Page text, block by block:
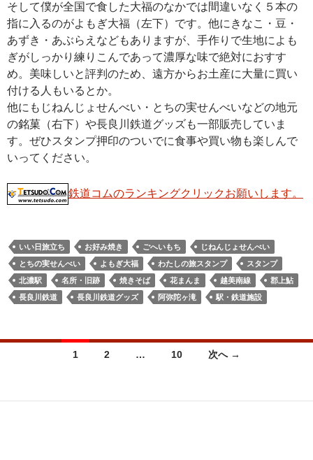
そして僕が全国で食した大福のなかでは間違いなく５本の
指に入るのがよもぎ大福（左下）です。他にきなこ・豆・
あずき・あぶらえなどもありますが、手作りで生地によも
ぎがしっかり練りこんであって濃厚な味で絶対におすす
め。美味しいと評判のため、遠方からお土産に大量に買い
付ける人もいるとか。
他にもじねんじょせんべい・とちの実せんべいなどの地元
の銘菓（右下）や長良川鉄道グッズも一部販売していま
す。ぜひスタンプ押印のついでに食事や買い物も楽しんで
いってください。
鉄道コムのランキングクリックお願いします。
いい日旅立ち お好み焼き ごへいもち
じねんじょせんべい
とちの実せんべい
よもぎ大福 わたしの旅スタンプ
スタンプ
北濃駅
名所・旧跡 焼きそば 花まんま 越美南線
郡上鮎
長良川鉄道
長良川鉄道グッズ 阿弥陀ヶ滝 駅・鉄道施設
ナ
1 2 … 10 次へ →